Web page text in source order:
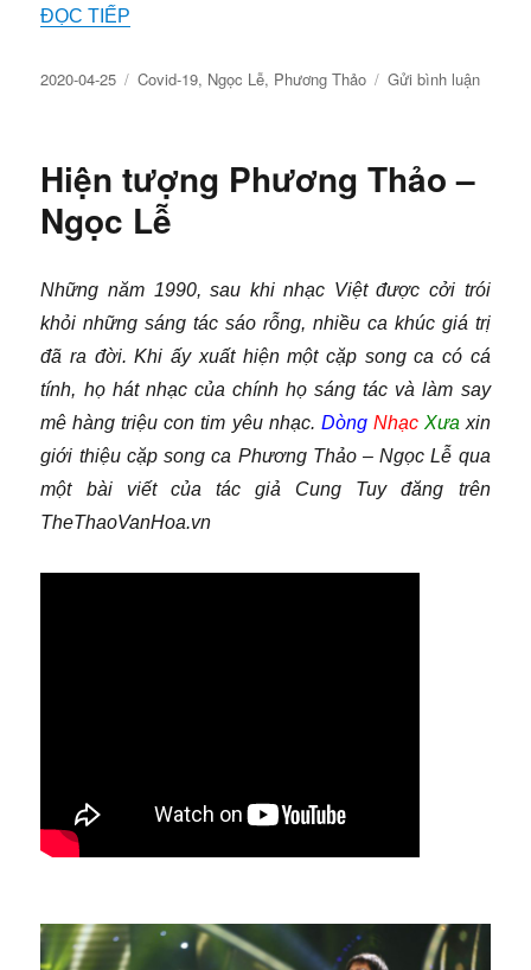
ĐỌC TIẾP
Đăng
2020-04-25
Chuyên
Covid-19, Ngọc Lễ, Phương Thảo Gửi bình luậnvề
ta
sẽ
đi
thăm
lại
Thảo
Ngọc
Hiện tượng Phương Thảo –
Ngọc Lễ
Những năm 1990, sau khi nhạc Việt được cởi trói
khỏi những sáng tác sáo rỗng, nhiều ca khúc giá trị
đã ra đời. Khi ấy xuất hiện một cặp song ca có cá
tính, họ hát nhạc của chính họ sáng tác và làm say
mê hàng triệu con tim yêu nhạc. Dòng Nhạc Xưaxin
giới thiệu cặp song ca Phương Thảo – Ngọc Lễ qua
một bài viết của tác giả Cung Tuy đăng trên
TheThaoVanHoa.vn